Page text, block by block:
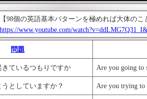
【98個の英語基本パターンを極めれば大体
https://www.youtube.com/
問題
ているつもりですか Are you going to
としていますか？ Are you trying to